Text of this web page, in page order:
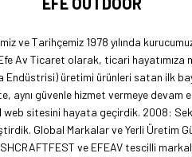
ve Tarihçemiz 1978 yılında
Av Ticaret olarak, ticari
üretimi ürünleri satan ilk
aynı güvenle hizmet vermeye
sitesini hayata geçirdik. 2008:
Global Markalar ve Yerli
ve EFEAV tescilli